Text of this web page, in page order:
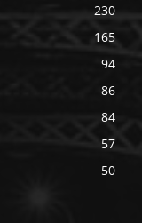
230
165
94
86
84
57
50